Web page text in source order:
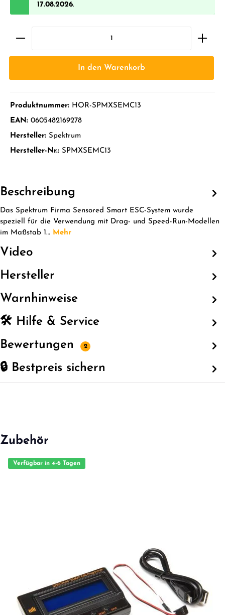
17.08.2026.
In den Warenkorb
Produktnummer: HOR-SPMXSEMC13
EAN: 0605482169278
Hersteller: Spektrum
Hersteller-Nr.: SPMXSEMC13
Beschreibung
Das Spektrum Firma Sensored Smart ESC-System wurde
speziell für die Verwendung mit Drag- und Speed-Run-Modellen
im Maßstab 1… Mehr
Video
Hersteller
Warnhinweise
🛠️ Hilfe & Service
Bewertungen
2
🔒 Bestpreis sichern
Zubehör
Verfügbar in 4-6 Tagen